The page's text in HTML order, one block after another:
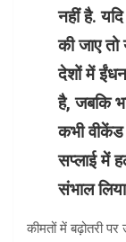
नहीं है.
की जाए
देशों में
है, जबकि
कभी वीकेंड
सप्लाई में
संभाल
कीमतों में बढ़ोतरी